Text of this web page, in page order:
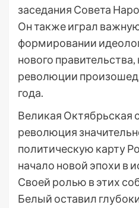
заседания Совета
Он также играл
формировании
нового
революции
года.
Великая Октябрьская
революция
политическую карту
начало новой эпохи в
Своей ролью в этих
Белый оставил